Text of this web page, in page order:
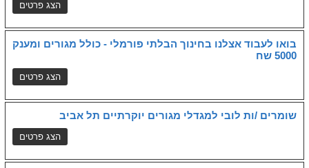
בואו לעבוד אצלנו בחינוך הבלתי פורמלי - כולל מגורים ומענק
5000 שח
שומרים /ות לובי למגדלי מגורים יוקרתיים תל אביב